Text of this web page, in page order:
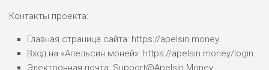
Контакты проекта:
Главная страница сайта: https://apelsin.money.
Вход на «Апельсин моней»: https://apelsin.money/login.
Электронная почта: Support@Apelsin.Money.